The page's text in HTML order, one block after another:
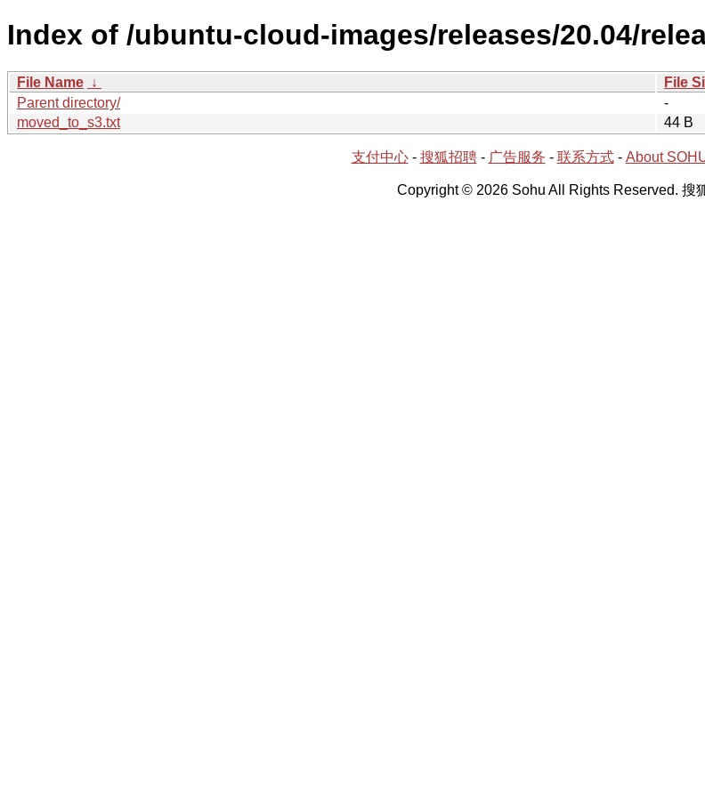
Index of /ubuntu-cloud-images/releases/20.04/
File Name ↓ File
Parent directory/
-
moved_to_s3.txt
44 B
支付中心- 搜狐招聘- 广告服务 - 联系方式- About
Copyright © 2026 Sohu All Rights Reserved. 搜